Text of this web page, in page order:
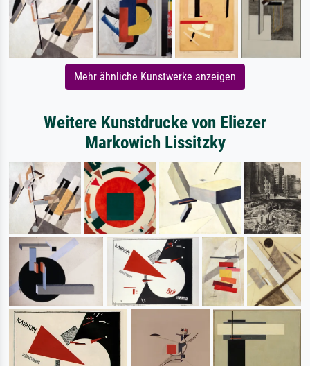
Mehr ähnliche Kunstwerke anzeigen
Weitere Kunstdrucke von Eliezer
Markowich Lissitzky